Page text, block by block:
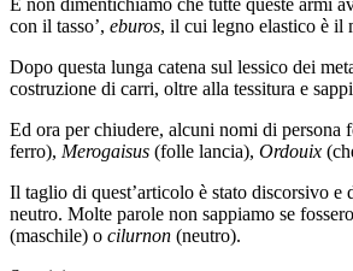
con il tasso’, eburos, il cui legno elastico è il
Dopo questa lunga catena sul lessico dei
costruzione di carri, oltre alla tessitura e
Ed ora per chiudere, alcuni nomi di persona
ferro), Merogaisus (folle lancia), Ordouix
Il taglio di quest’articolo è stato discorsivo
neutro. Molte parole non sappiamo se
(maschile) o cilurnon (neutro).